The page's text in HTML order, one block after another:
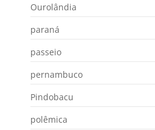
Ourolândia
paraná
passeio
pernambuco
Pindobacu
polêmica